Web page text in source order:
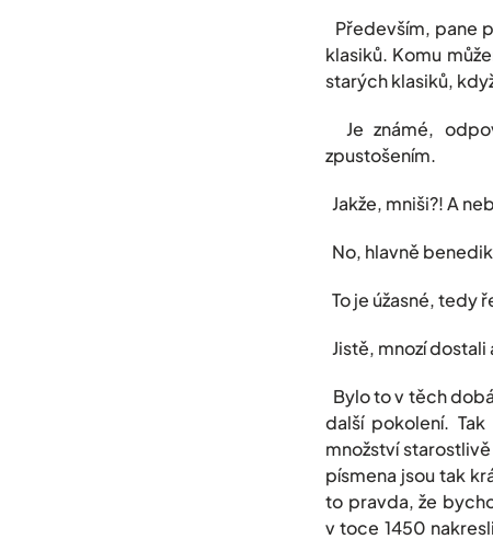
Především, pane
klasiků. Komu
starých klasiků,
Je známé,
zpustošením.
Jakže, mniši?! A
No, hlavně
To je úžasné, tedy
Jistě, mnozí
Bylo to v těch
další pokolení.
množství
písmena jsou tak
to pravda, že
v toce 1450